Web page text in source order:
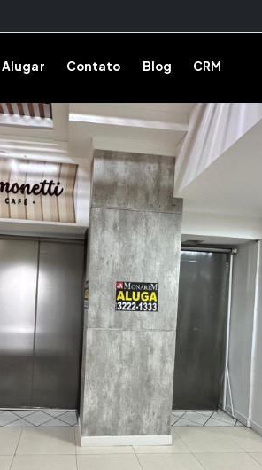
imóvel ideal
Imóveis
oferta
andamento
de Imóveis
Alugar Contato Blog CRM